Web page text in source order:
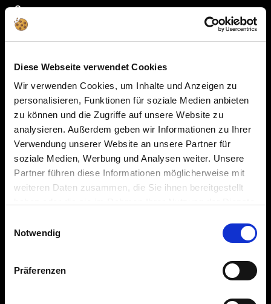
Diese Webseite verwendet Cookies
Wir verwenden Cookies, um Inhalte und Anzeigen zu
personalisieren, Funktionen für soziale Medien anbieten
zu können und die Zugriffe auf unsere Website zu
analysieren. Außerdem geben wir Informationen zu Ihrer
Verwendung unserer Website an unsere Partner für
soziale Medien, Werbung und Analysen weiter. Unsere
Partner führen diese Informationen möglicherweise mit
weiteren Daten zusammen, die Sie ihnen bereitgestellt
Notwendig
Präferenzen
Company
About Revell
Press
History
Awards
Career
Legal Notice
Online Shop